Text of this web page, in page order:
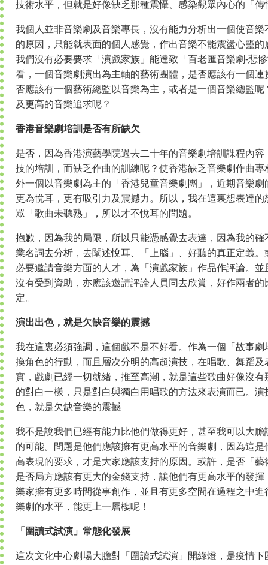
技術水平，但就是好像缺乏那種震懾、感染觀眾內心的「傳
我個人並非音樂劇及音樂專長，沒有能力分析出一個使音
的原因，只能就表面的個人感覺，作出音樂不能震盪心靈
我們沒有必要要求「演戲家族」能達致「百老匯音樂劇-悲
看，一個音樂劇演出為主軸的藝術團體，是否應該有一個
否應該有一個藝術總監以音樂為主，或者是一個音樂總監
及更高的音樂追求呢？
香港音樂劇培訓是否有所缺欠
是否，因為香港演藝學院過去二十年的音樂劇培訓課程內
技的培訓，而缺乏作曲的訓練呢？使香港缺乏音樂劇作曲
外一個以音樂劇為主的「香港兒童音樂劇團」，近期音樂
更為悅耳，更有吸引力及震撼力。所以，我在這裏想表達
眾「歌曲未聽熟」，所以才不悅耳的問題。
抱歉，因為我的局限，所以只能憑感覺去表達，因為我的
業名詞去分析，去闡述悅耳、「上腦」、好聽的真正定義
必要邀請音樂方面的人才，為「演戲家族」作品作評論。
沒有受到資助，亦應該邀請評論人員同去欣賞，好作兩者
定。
演出出色，就是欠缺音樂的震撼
我在這裏必須強調，這個戲不是不好看。作為一個「故事
換角色的行動，而且層次分明的高超演技，在唱歌、舞蹈
實，戲劇已經一切就緒，推至高潮，就是這些歌曲好像沒
的對白一樣，只是對白與獨白用唱歌的方法來表演而已。
色，就是欠缺音樂的震撼
我不是說我們已經有能力比他們做得更好，甚至我可以大
的可能。問題是他們應該擁有更高水平的音樂劇，因為這
高表現的要求，才是大家應該支持的原因。或許，是否「
是否局方應該有更大的金錢支持，讓他們有更高水平的發
樂家擁有更多時間從事創作，並且有更多空間在過程之中
樂劇的水平，能更上一層樓呢！
「圍讀式試演」常態化發展
這次文化中心劇場大膽對「圍讀式試演」開綠燈，是疫情